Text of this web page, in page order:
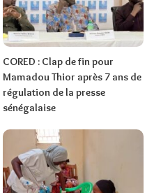
CORED : Clap de fin pour
Mamadou Thior après 7 ans de
régulation de la presse
sénégalaise